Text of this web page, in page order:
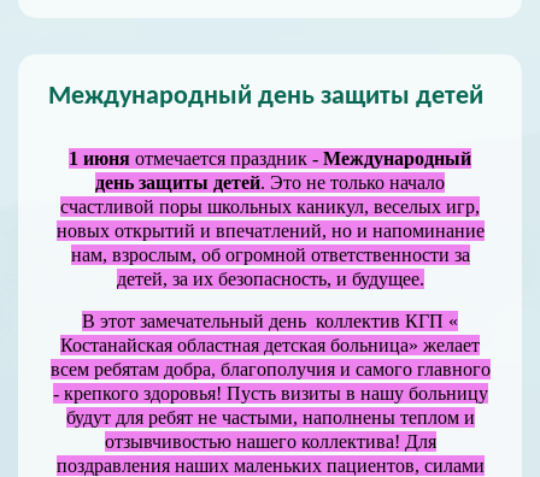
Международный день защиты детей
1 июня отмечается праздник - Международный
день защиты детей. Это не только начало
счастливой поры школьных каникул, веселых игр,
новых открытий и впечатлений, но и напоминание
нам, взрослым, об огромной ответственности за
детей, за их безопасность, и будущее.
В этот замечательный день коллектив КГП «
Костанайская областная детская больница» желает
всем ребятам добра, благополучия и самого главного
- крепкого здоровья! Пусть визиты в нашу больницу
будут для ребят не частыми, наполнены теплом и
отзывчивостью нашего коллектива! Для
поздравления наших маленьких пациентов, силами